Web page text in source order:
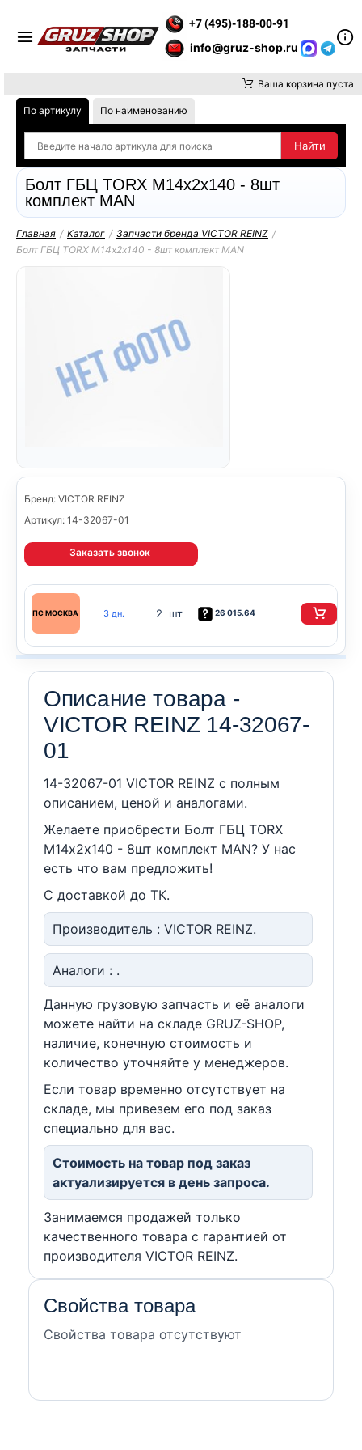
+7 (495)-188-00-91
info@gruz-shop.ru
Ваша корзина пуста
По артикулу По наименованию
Болт ГБЦ TORX M14х2х140 - 8шт
комплект MAN
Главная / Каталог / Запчасти бренда VICTOR REINZ /
Болт ГБЦ TORX M14х2х140 - 8шт комплект MAN
Бренд: VICTOR REINZ
Артикул: 14-32067-01
Заказать звонок
ПС МОСКВА 3 дн. 2 шт 26 015.64
Описание товара -
VICTOR REINZ 14-32067-
01
14-32067-01 VICTOR REINZ c полным
описанием, ценой и аналогами.
Желаете приобрести Болт ГБЦ TORX
M14х2х140 - 8шт комплект MAN? У нас
есть что вам предложить!
С доставкой до ТК.
Производитель : VICTOR REINZ.
Аналоги : .
Данную грузовую запчасть и её аналоги
можете найти на складе GRUZ-SHOP,
наличие, конечную стоимость и
количество уточняйте у менеджеров.
Если товар временно отсутствует на
складе, мы привезем его под заказ
специально для вас.
Стоимость на товар под заказ
актуализируется в день запроса.
Занимаемся продажей только
качественного товара с гарантией от
производителя VICTOR REINZ.
Свойства товара
Свойства товара отсутствуют